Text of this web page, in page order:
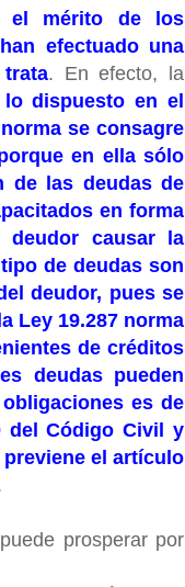
el mérito de los
efectuado una
. En efecto, la
dispuesto en el
se consagre
en ella sólo
de las deudas de
en forma
deudor causar la
de deudas son
deudor, pues se
Ley 19.287 norma
de créditos
deudas pueden
es de
del Código Civil y
el artículo
prosperar por